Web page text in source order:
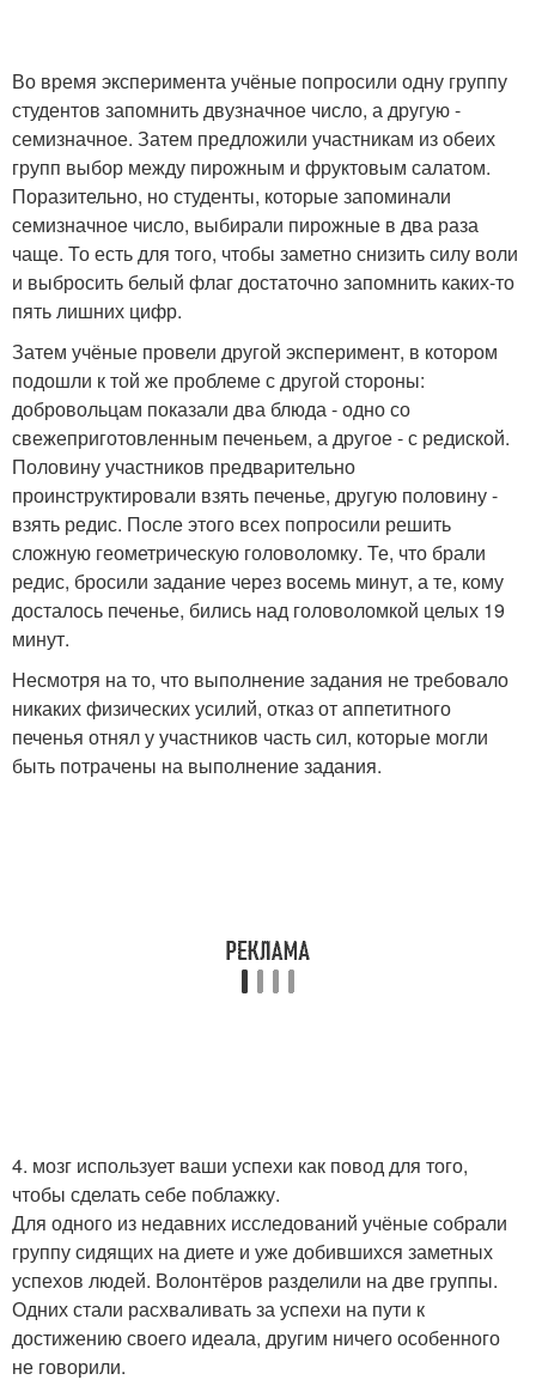
Во время эксперимента учёные попросили одну группу
студентов запомнить двузначное число, а другую -
семизначное. Затем предложили участникам из обеих
групп выбор между пирожным и фруктовым салатом.
Поразительно, но студенты, которые запоминали
семизначное число, выбирали пирожные в два раза
чаще. То есть для того, чтобы заметно снизить силу воли
и выбросить белый флаг достаточно запомнить каких-то
пять лишних цифр.
Затем учёные провели другой эксперимент, в котором
подошли к той же проблеме с другой стороны:
добровольцам показали два блюда - одно со
свежеприготовленным печеньем, а другое - с редиской.
Половину участников предварительно
проинструктировали взять печенье, другую половину -
взять редис. После этого всех попросили решить
сложную геометрическую головоломку. Те, что брали
редис, бросили задание через восемь минут, а те, кому
досталось печенье, бились над головоломкой целых 19
минут.
Несмотря на то, что выполнение задания не требовало
никаких физических усилий, отказ от аппетитного
печенья отнял у участников часть сил, которые могли
быть потрачены на выполнение задания.
4. мозг использует ваши успехи как повод для того,
чтобы сделать себе поблажку.
Для одного из недавних исследований учёные собрали
группу сидящих на диете и уже добившихся заметных
успехов людей. Волонтёров разделили на две группы.
Одних стали расхваливать за успехи на пути к
достижению своего идеала, другим ничего особенного
не говорили.